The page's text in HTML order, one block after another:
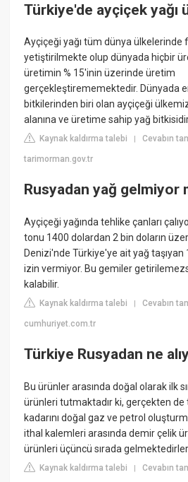
Türkiye'de ayçiçek yağı
Ayçiçeği yağı tüm dünya ülkelerinde
yetiştirilmekte olup dünyada hiçbir
üretimin % 15'inin üzerinde üretim
gerçekleştirememektedir. Dünyada
bitkilerinden biri olan ayçiçeği
alanına ve üretime sahip yağ
Kaynak kaldırma talebi |Cevabın
tarimorman.gov.tr
Rusyadan yağ gelmiyor
Ayçiçeği yağında tehlike çanları
tonu 1400 dolardan 2 bin doların
Denizi'nde Türkiye'ye ait yağ taşıyan
izin vermiyor. Bu gemiler
kalabilir.
Kaynak kaldırma talebi |Cevabın
cumhuriyet.com.tr
Türkiye Rusyadan ne
Bu ürünler arasında doğal olarak ilk
ürünleri tutmaktadır ki, gerçekten de
kadarını doğal gaz ve petrol
ithal kalemleri arasında demir çelik
ürünleri üçüncü sırada gelmektedirler.
Kaynak kaldırma talebi |Cevabın